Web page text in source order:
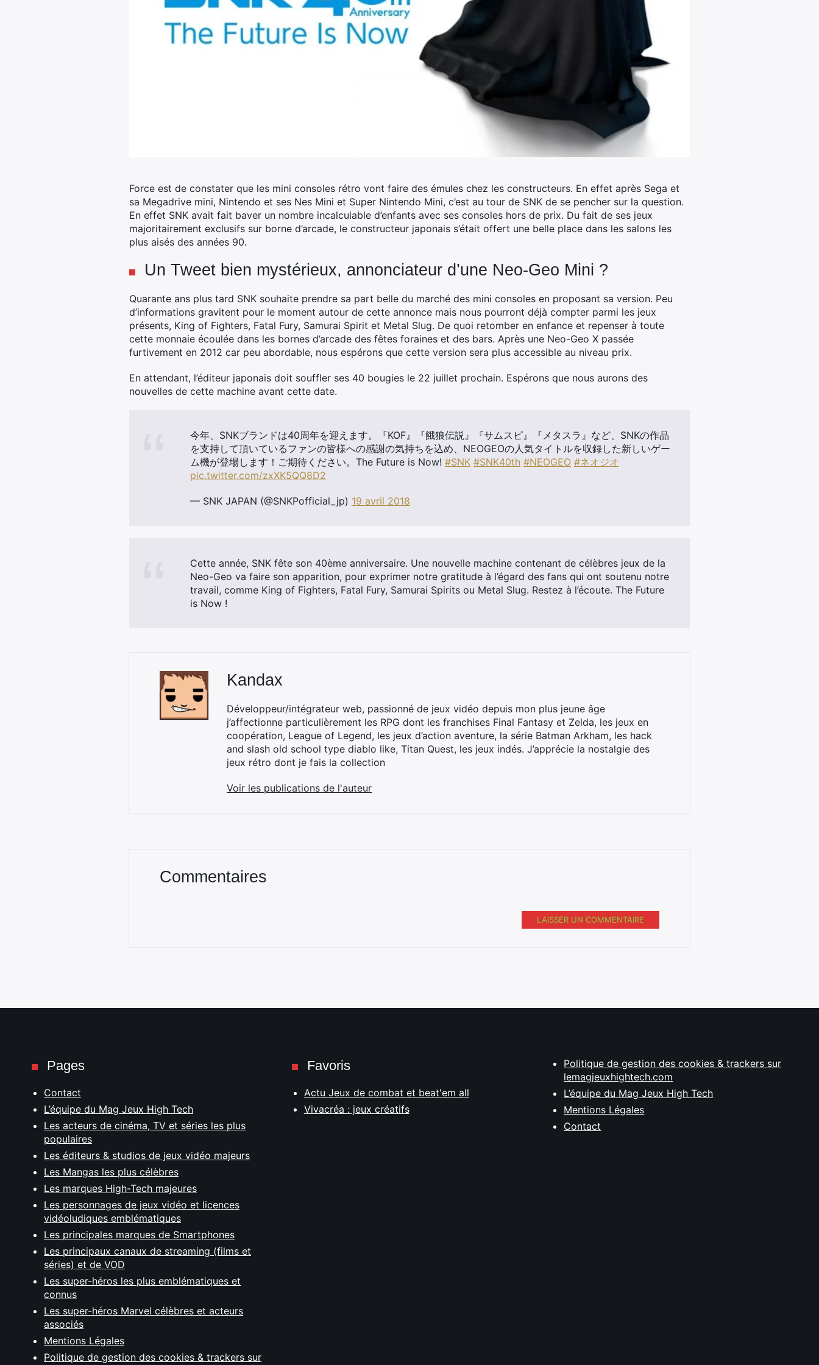
Force est de constater que les mini consoles rétro vont faire des émules chez les constructeurs. En effet après Sega et
sa Megadrive mini, Nintendo et ses Nes Mini et Super Nintendo Mini, c’est au tour de SNK de se pencher sur la question.
En effet SNK avait fait baver un nombre incalculable d’enfants avec ses consoles hors de prix. Du fait de ses jeux
majoritairement exclusifs sur borne d’arcade, le constructeur japonais s’était offert une belle place dans les salons les
plus aisés des années 90.
Un Tweet bien mystérieux, annonciateur d’une Neo-Geo Mini ?
Quarante ans plus tard SNK souhaite prendre sa part belle du marché des mini consoles en proposant sa version. Peu
d’informations gravitent pour le moment autour de cette annonce mais nous pourront déjà compter parmi les jeux
présents, King of Fighters, Fatal Fury, Samurai Spirit et Metal Slug. De quoi retomber en enfance et repenser à toute
cette monnaie écoulée dans les bornes d’arcade des fêtes foraines et des bars. Après une Neo-Geo X passée
furtivement en 2012 car peu abordable, nous espérons que cette version sera plus accessible au niveau prix.
En attendant, l’éditeur japonais doit souffler ses 40 bougies le 22 juillet prochain. Espérons que nous aurons des
nouvelles de cette machine avant cette date.
今年、SNKブランドは40周年を迎えます。『KOF』『餓狼伝説』『サムスピ』『メタスラ』など、SNKの作品
を支持して頂いているファンの皆様への感謝の気持ちを込め、NEOGEOの人気タイトルを収録した新しいゲー
ム機が登場します！ご期待ください。The Future is Now! #SNK #SNK40th #NEOGEO #ネオジオ
pic.twitter.com/zxXK5QQ8D2
— SNK JAPAN (@SNKPofficial_jp) 19 avril 2018
Cette année, SNK fête son 40ème anniversaire. Une nouvelle machine contenant de célèbres jeux de la
Neo-Geo va faire son apparition, pour exprimer notre gratitude à l’égard des fans qui ont soutenu notre
travail, comme King of Fighters, Fatal Fury, Samurai Spirits ou Metal Slug. Restez à l’écoute. The Future
is Now !
Kandax
Développeur/intégrateur web, passionné de jeux vidéo depuis mon plus jeune âge
j’affectionne particulièrement les RPG dont les franchises Final Fantasy et Zelda, les jeux en
coopération, League of Legend, les jeux d’action aventure, la série Batman Arkham, les hack
and slash old school type diablo like, Titan Quest, les jeux indés. J’apprécie la nostalgie des
jeux rétro dont je fais la collection
Voir les publications de l'auteur
Commentaires
LAISSER UN COMMENTAIRE
Pages
Contact
L’équipe du Mag Jeux High Tech
Les acteurs de cinéma, TV et séries les plus
populaires
Les éditeurs & studios de jeux vidéo majeurs
Les Mangas les plus célèbres
Les marques High-Tech majeures
Les personnages de jeux vidéo et licences
vidéoludiques emblématiques
Les principales marques de Smartphones
Les principaux canaux de streaming (films et
séries) et de VOD
Les super-héros les plus emblématiques et
connus
Les super-héros Marvel célèbres et acteurs
associés
Mentions Légales
Politique de gestion des cookies & trackers sur
Favoris
Actu Jeux de combat et beat'em all
Vivacréa : jeux créatifs
Politique de gestion des cookies & trackers sur
lemagjeuxhightech.com
L’équipe du Mag Jeux High Tech
Mentions Légales
Contact